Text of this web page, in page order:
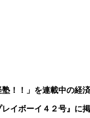
！！」を連載中の経
イボーイ４２号』に